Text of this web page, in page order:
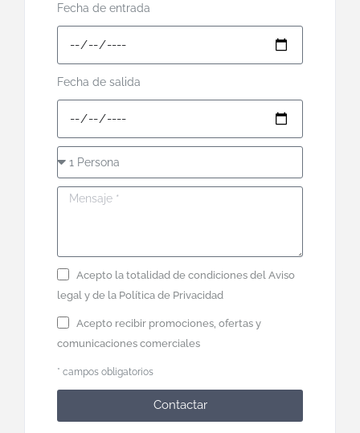
Fecha de entrada
Fecha de salida
Acepto la totalidad de condiciones del Aviso
legal y de la Política de Privacidad
Acepto recibir promociones, ofertas y
comunicaciones comerciales
* campos obligatorios
Contactar